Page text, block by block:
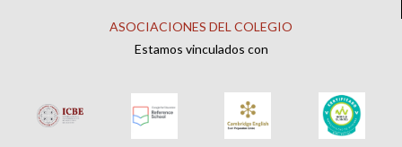
ASOCIACIONES DEL COLEGIO
Estamos vinculados con